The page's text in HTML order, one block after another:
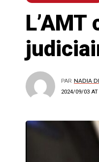
2024/09/03 AT
PAR NADIA